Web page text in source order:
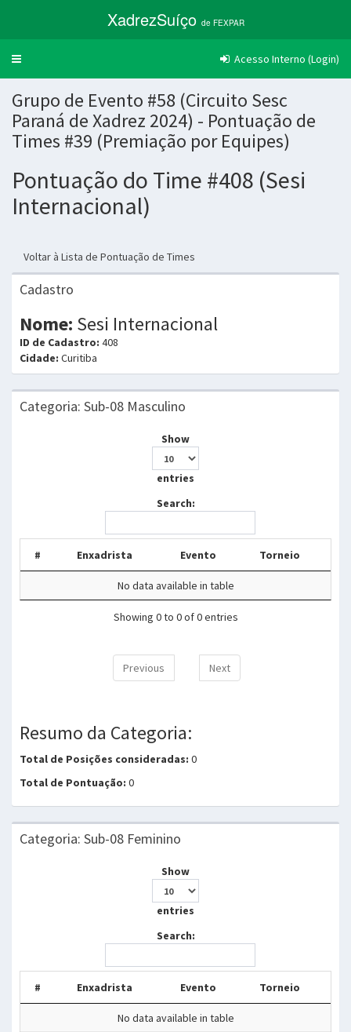
XadrezSuíço de FEXPAR
Trocar
Acesso Interno (Login)
Grupo de Evento #58 (Circuito Sesc
Paraná de Xadrez 2024) - Pontuação de
Times #39 (Premiação por Equipes)
Pontuação do Time #408 (Sesi
Internacional)
Voltar à Lista de Pontuação de Times
Cadastro
Nome: Sesi Internacional
ID de Cadastro: 408
Cidade: Curitiba
Categoria: Sub-08 Masculino
Show
entries
Search:
# Enxadrista Evento Torneio
No data available in table
Showing 0 to 0 of 0 entries
Previous Next
Resumo da Categoria:
Total de Posições consideradas: 0
Total de Pontuação: 0
Categoria: Sub-08 Feminino
Show
entries
Search:
# Enxadrista Evento Torneio
No data available in table